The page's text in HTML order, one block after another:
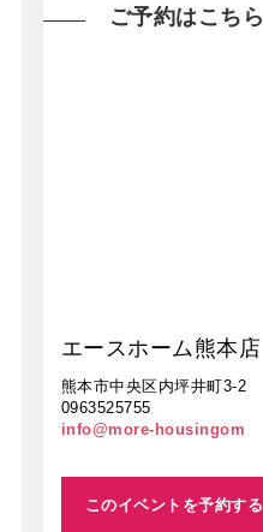
ご予約はこちら
エースホーム熊本店
熊本市中央区内坪井町3-2
0963525755
info@more-housingom
このイベントを予約する